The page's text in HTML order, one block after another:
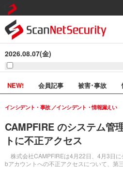
2026.08.07(金)
NEW! 会員記事 被害･事故
CAMPFIRE のシステム管
トに不正アクセス
株式会社CAMPFIREは4月22日、4月3日
bアカウントへの不正アクセスについて、第
インシデント・事故 インシデント・情報漏えい